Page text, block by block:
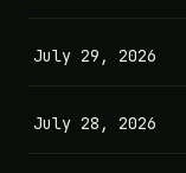
July 29, 2026
July 28, 2026